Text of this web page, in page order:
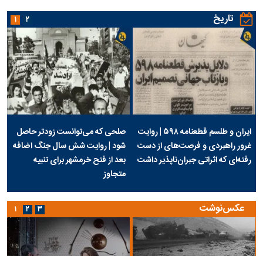
تاریخ
ایران و طلسم قطعنامه ۵۹۸ | روایت
غرور راهبردی و فرصت‌های از دست
رفته‌ای که اثراتی جبران‌ناپذیر داشت
صلحی که می‌توانست زودتر حاصل
شود | روایت شش سال جنگ اضافه
بعد از فتح خرمشهر برای تنبیه
متجاوز
۱ ۲
عکس‌نوشت ۱ ۲ ۳